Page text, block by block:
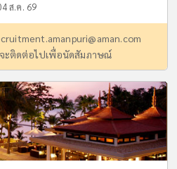
ส.ค. 69
ะติดต่อไปเพื่อนัดสัมภาษณ์